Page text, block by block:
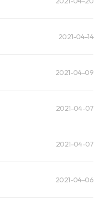
2021-04-14
2021-04-09
2021-04-07
2021-04-07
2021-04-06